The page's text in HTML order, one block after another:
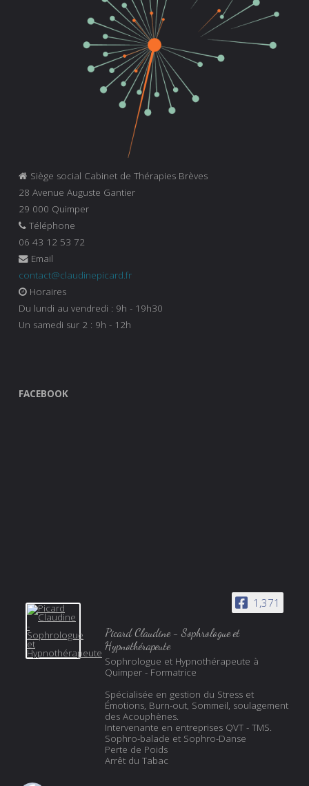
Siège social Cabinet de Thérapies Brèves
28 Avenue Auguste Gantier
29 000 Quimper
Téléphone
06 43 12 53 72
Email
contact@claudinepicard.fr
Horaires
Du lundi au vendredi : 9h - 19h30
Un samedi sur 2 : 9h - 12h
FACEBOOK
1,371
Picard Claudine - Sophrologue et
Hypnothérapeute
Sophrologue et Hypnothérapeute à
Quimper - Formatrice
Spécialisée en gestion du Stress et
Émotions, Burn-out, Sommeil, soulagement
des Acouphènes.
Intervenante en entreprises QVT - TMS.
Sophro-balade et Sophro-Danse
Perte de Poids
Arrêt du Tabac